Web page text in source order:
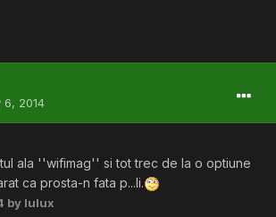
6, 2014
ala ''wifimag'' si tot trec de la o optiune
ca prosta-n fata p...li.
by lulux